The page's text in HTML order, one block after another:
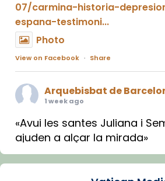
07/carmina-historia-
espana-testimoni...
Photo
View on Facebook · Share
Arquebisbat de
1 week ago
«Avui les santes Juliana i
ajuden a alçar la mirada»
Mons. Sergi Gordo, bisbe